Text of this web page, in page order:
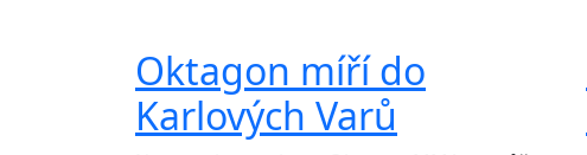
Oktagon míří do
Karlových Varů